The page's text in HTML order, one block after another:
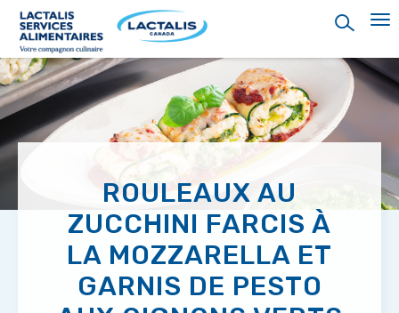
main
content
ROULEAUX AU
ZUCCHINI FARCIS À
LA MOZZARELLA ET
GARNIS DE PESTO